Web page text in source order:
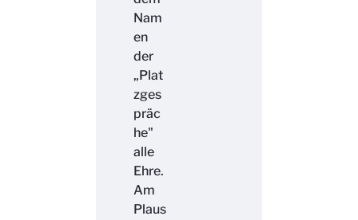
Nam
en
der
„Plat
zges
präc
he"
alle
Ehre.
Am
Plaus